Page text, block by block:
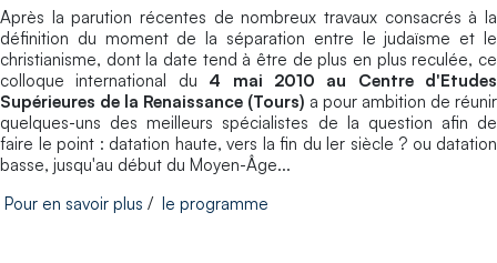
Après la parution récentes de nombreux travaux consacrés à la
définition du moment de la séparation entre le judaïsme et le
christianisme, dont la date tend à être de plus en plus reculée, ce
colloque international du 4 mai 2010 au Centre d'Etudes
Supérieures de la Renaissance (Tours) a pour ambition de réunir
quelques-uns des meilleurs spécialistes de la question afin de
faire le point : datation haute, vers la fin du Ier siècle ? ou datation
basse, jusqu'au début du Moyen-Âge...
Pour en savoir plus / le programme